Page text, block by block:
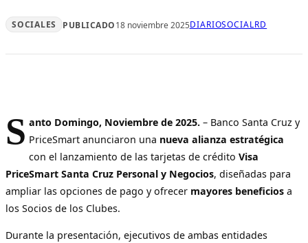
SOCIALES PUBLICADO18 noviembre 2025DIARIOSOCIALRD
S anto Domingo, Noviembre de 2025.– Banco Santa Cruz y
PriceSmart anunciaron una nueva alianza estratégica
con el lanzamiento de las tarjetas de créditoVisa
PriceSmart Santa Cruz Personal y Negocios, diseñadas para
ampliar las opciones de pago y ofrecer mayores beneficios a
los Socios de los Clubes.
Durante la presentación, ejecutivos de ambas entidades